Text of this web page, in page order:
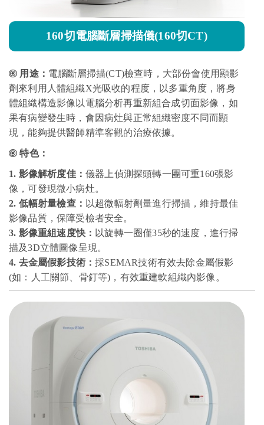
160切電腦斷層掃描儀(160切CT)
用途： 電腦斷層掃描(CT)檢查時，大部份會使用顯影
劑來利用人體組織X光吸收的程度，以多重角度，將身
體組織構造影像以電腦分析再重新組合成切面影像，如
果有病變發生時，會因病灶與正常組織密度不同而顯
現，能夠提供醫師精準客觀的治療依據。
特色：
1. 影像解析度佳： 儀器上偵測探頭轉一團可重160張影
像，可發現微小病灶。
2. 低幅射量檢查： 以超微輻射劑量進行掃描，維持最佳
影像品質，保障受檢者安全。
3. 影像重組速度快： 以旋轉一圈僅35秒的速度，進行掃
描及3D立體圖像呈現。
4. 去金屬假影技術：採SEMAR技術有效去除金屬假影
(如：人工關節、骨釘等)，有效重建軟組織內影像。